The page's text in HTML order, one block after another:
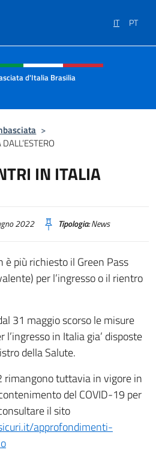
IT PT
social e menù
d'Italia Brasilia
>
IN ITALIA
2022 Tipologia:News
più richiesto il Green Pass
per l’ingresso o il rientro
31 maggio scorso le misure
in Italia gia’ disposte
della Salute.
rimangono tuttavia in vigore in
del COVID-19 per
il sito
approfondimenti-